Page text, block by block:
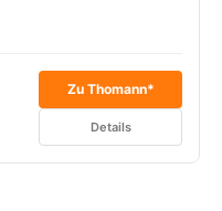
Zu Thomann*
Details